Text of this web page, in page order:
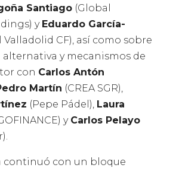
Santiago(Global
y Eduardo García-
Valladolid CF), así como sobre
y mecanismos de
con Carlos Antón
Martín (CREA SGR),
(Pepe Pádel), Laura
y Carlos Pelayo
continuó con un bloque